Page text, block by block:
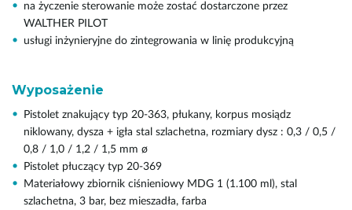
na życzenie sterowanie może zostać dostarczone przez
WALTHER PILOT
usługi inżynieryjne do zintegrowania w linię produkcyjną
Wyposażenie
Pistolet znakujący typ 20-363, płukany, korpus mosiądz
niklowany, dysza + igła stal szlachetna, rozmiary dysz : 0,3 / 0,5 /
0,8 / 1,0 / 1,2 / 1,5 mm ø
Pistolet płuczący typ 20-369
Materiałowy zbiornik ciśnieniowy MDG 1 (1.100 ml), stal
szlachetna, 3 bar, bez mieszadła, farba